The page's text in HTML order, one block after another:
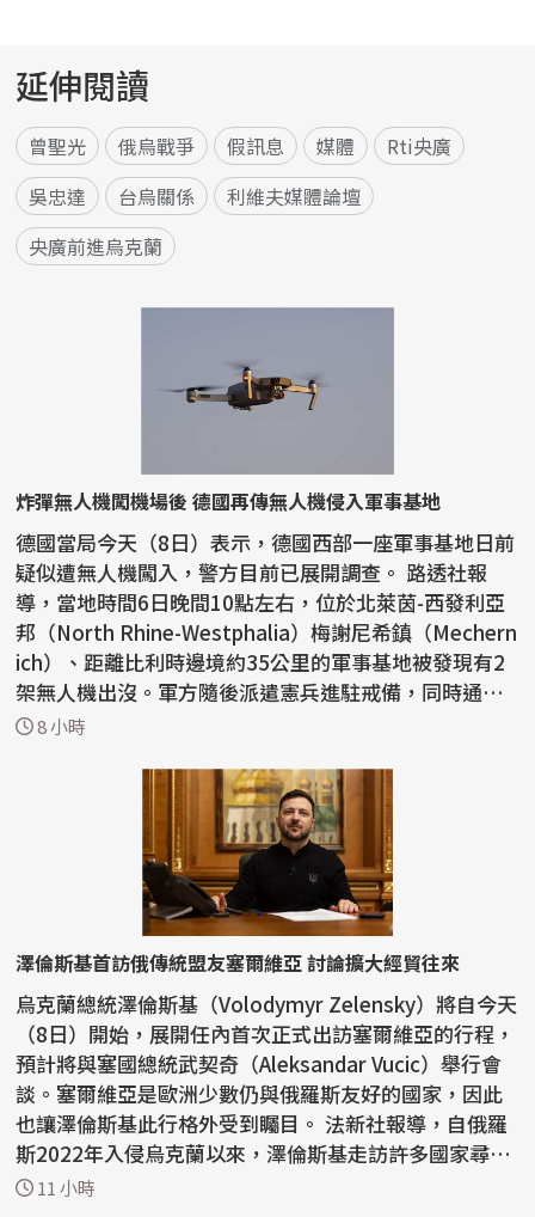
延伸閱讀
曾聖光 俄烏戰爭 假訊息 媒體
Rti央廣
吳忠達
台烏關係
利維夫媒體論壇
央廣前進烏克蘭
炸彈無人機闖機場後 德國再傳無人機侵入軍事基地
德國當局今天（8日）表示，德國西部一座軍事基地日前
疑似遭無人機闖入，警方目前已展開調查。 路透社報
導，當地時間6日晚間10點左右，位於北萊茵-西發利亞
邦（North Rhine-Westphalia）梅謝尼希鎮（Mechern
ich）、距離比利時邊境約35公里的軍事基地被發現有2
架無人機出沒。軍方隨後派遣憲兵進駐戒備，同時通知
警方...
8 小時
澤倫斯基首訪俄傳統盟友塞爾維亞 討論擴大經貿往來
烏克蘭總統澤倫斯基（Volodymyr Zelensky）將自今天
（8日）開始，展開任內首次正式出訪塞爾維亞的行程，
預計將與塞國總統武契奇（Aleksandar Vucic）舉行會
談。塞爾維亞是歐洲少數仍與俄羅斯友好的國家，因此
也讓澤倫斯基此行格外受到矚目。 法新社報導，自俄羅
斯2022年入侵烏克蘭以來，澤倫斯基走訪許多國家尋求
支持...
11 小時